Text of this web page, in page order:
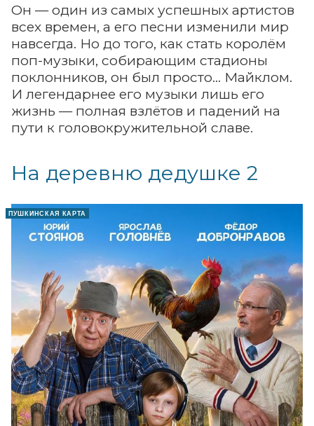
Он — один из самых успешных артистов
всех времен, а его песни изменили мир
навсегда. Но до того, как стать королём
поп-музыки, собирающим стадионы
поклонников, он был просто... Майклом.
И легендарнее его музыки лишь его
жизнь — полная взлётов и падений на
пути к головокружительной славе.
На деревню дедушке 2
ПУШКИНСКАЯ КАРТА